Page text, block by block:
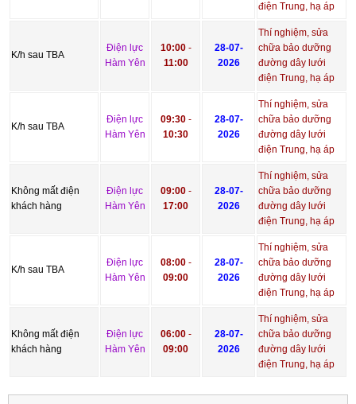
điện Trung, hạ áp
K/h sau TBA
Điện lực
Hàm Yên
10:00-
11:00
28-07-
2026
Thí nghiệm, sửa
chữa bảo dưỡng
đường dây lưới
điện Trung, hạ áp
K/h sau TBA
Điện lực
Hàm Yên
09:30-
10:30
28-07-
2026
Thí nghiệm, sửa
chữa bảo dưỡng
đường dây lưới
điện Trung, hạ áp
Không mất điện
khách hàng
Điện lực
Hàm Yên
09:00-
17:00
28-07-
2026
Thí nghiệm, sửa
chữa bảo dưỡng
đường dây lưới
điện Trung, hạ áp
K/h sau TBA
Điện lực
Hàm Yên
08:00-
09:00
28-07-
2026
Thí nghiệm, sửa
chữa bảo dưỡng
đường dây lưới
điện Trung, hạ áp
Không mất điện
khách hàng
Điện lực
Hàm Yên
06:00-
09:00
28-07-
2026
Thí nghiệm, sửa
chữa bảo dưỡng
đường dây lưới
điện Trung, hạ áp